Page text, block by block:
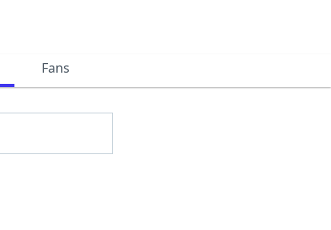
Fans